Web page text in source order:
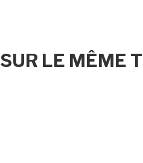
SUR LE MÊME